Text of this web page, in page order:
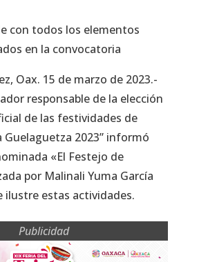
con todos los elementos
en la convocatoria
Oax. 15 de marzo de 2023.-
responsable de la elección
de las festividades de
Guelaguetza 2023” informó
«El Festejo de
por Malinali Yuma García
ilustre estas actividades.
Publicidad